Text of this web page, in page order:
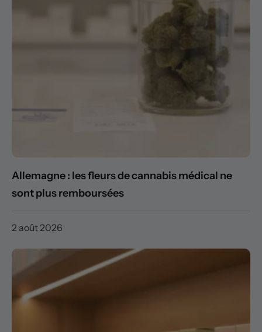
Allemagne : les fleurs de cannabis médical ne
sont plus remboursées
2 août 2026